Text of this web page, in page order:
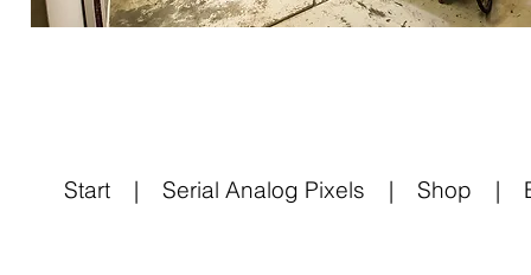
Start | Serial Analog Pixels | Shop |